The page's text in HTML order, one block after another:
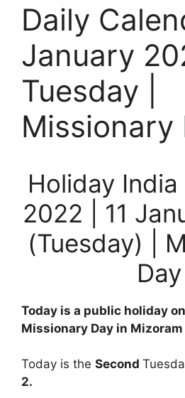
Daily
January
Tuesday |
Missionary
Holiday
2022 | 11
(Tuesday) |
Day
Today is a public holiday
Missionary Day in
Today is the Second
2.